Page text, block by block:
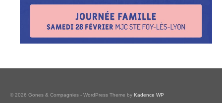
© 2026 Gones & Compagnies - WordPress Theme by Kadence WP